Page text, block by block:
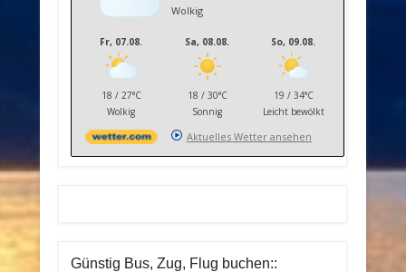
Wolkig
Fr, 07.08.
18 / 27°C
Wolkig
Sa, 08.08.
18 / 30°C
Sonnig
So, 09.08.
19 / 34°C
Leicht bewölkt
Aktuelles Wetter ansehen
Günstig Bus, Zug, Flug buchen::